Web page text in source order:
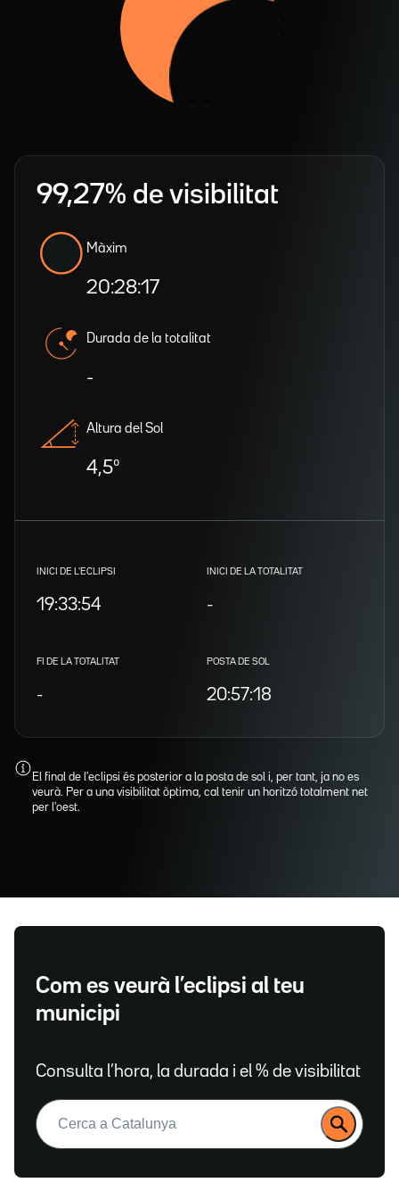
99,27% de visibilitat
Màxim
20:28:17
Durada de la totalitat
-
Altura del Sol
4,5º
INICI DE L'ECLIPSI
19:33:54
INICI DE LA TOTALITAT
-
FI DE LA TOTALITAT
-
POSTA DE SOL
20:57:18
El final de l'eclipsi és posterior a la posta de sol i, per tant, ja no es
veurà. Per a una visibilitat òptima, cal tenir un horitzó totalment net
per l'oest.
Com es veurà l’eclipsi al teu
municipi
Consulta l’hora, la durada i el % de visibilitat
Buscar: